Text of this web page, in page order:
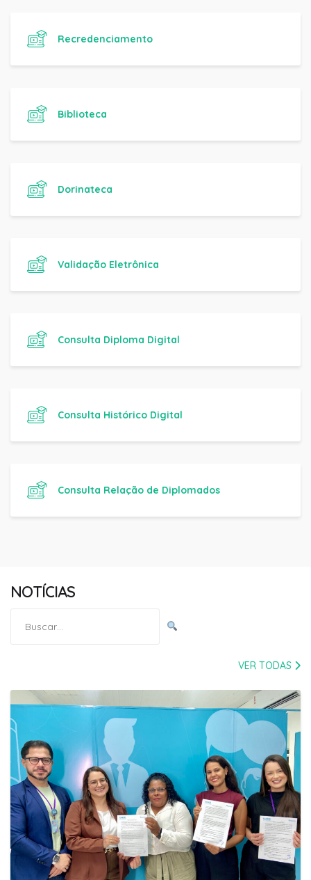
Recredenciamento
Biblioteca
Dorinateca
Validação Eletrônica
Consulta Diploma Digital
Consulta Histórico Digital
Consulta Relação de Diplomados
NOTÍCIAS
por:
VER TODAS